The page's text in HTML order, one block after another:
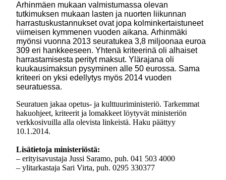
Arhinmäen mukaan valmistumassa olevan
tutkimuksen mukaan lasten ja nuorten liikunnan
harrastuskustannukset ovat jopa kolminkertaistuneet
viimeisen kymmenen vuoden aikana. Arhinmäki
myönsi vuonna 2013 seuratukea 3,8 miljoonaa euroa
309 eri hankkeeseen. Yhtenä kriteerinä oli alhaiset
harrastamisesta perityt maksut. Ylärajana oli
kuukausimaksun pysyminen alle 50 eurossa. Sama
kriteeri on yksi edellytys myös 2014 vuoden
seuratuessa.
Seuratuen jakaa opetus- ja kulttuuriministeriö. Tarkemmat
hakuohjeet, kriteerit ja lomakkeet löytyvät ministeriön
verkkosivuilla alla olevista linkeistä. Haku päättyy
10.1.2014.
Lisätietoja ministeriöstä:
– erityisavustaja Jussi Saramo, puh. 041 503 4000
– ylitarkastaja Sari Virta, puh. 0295 330377